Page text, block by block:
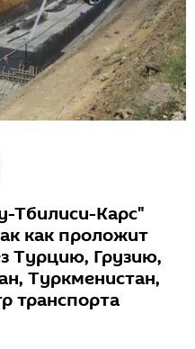
Тбилиси-Карс"
как проложит
Турцию, Грузию,
Туркменистан,
транспорта